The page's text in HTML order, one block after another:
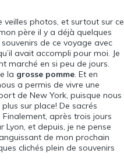
veilles photos, et surtout sur ce
père il y a déjà quelques
de ce voyage avec
avait accompli pour moi. Je
marché en si peu de jours.
la grosse pomme. Et en
a permis de vivre une
de New York, puisque nous
sur place! De sacrés
après trois jours
Lyon, et depuis, je ne pense
de mon prochain
clichés plein de souvenirs